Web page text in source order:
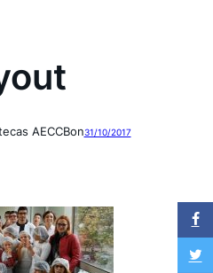
AECCBon31/10/2017